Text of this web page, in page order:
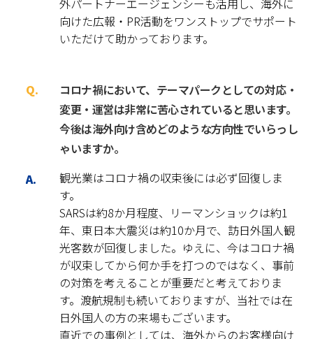
外パートナーエージェンシーも活用し、海外に
向けた広報・PR活動をワンストップでサポート
いただけて助かっております。
コロナ禍において、テーマパークとしての対応・
変更・運営は非常に苦心されていると思います。
今後は海外向け含めどのような方向性でいらっし
ゃいますか。
観光業はコロナ禍の収束後には必ず回復しま
す。
SARSは約8か月程度、リーマンショックは約1
年、東日本大震災は約10か月で、訪日外国人観
光客数が回復しました。ゆえに、今はコロナ禍
が収束してから何か手を打つのではなく、事前
の対策を考えることが重要だと考えておりま
す。渡航規制も続いておりますが、当社では在
日外国人の方の来場もございます。
直近での事例としては、海外からのお客様向け